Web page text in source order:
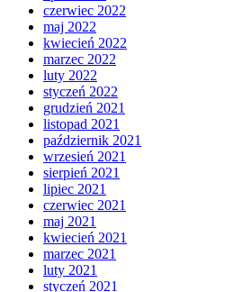
czerwiec 2022
maj 2022
kwiecień 2022
marzec 2022
luty 2022
styczeń 2022
grudzień 2021
listopad 2021
październik 2021
wrzesień 2021
sierpień 2021
lipiec 2021
czerwiec 2021
maj 2021
kwiecień 2021
marzec 2021
luty 2021
styczeń 2021